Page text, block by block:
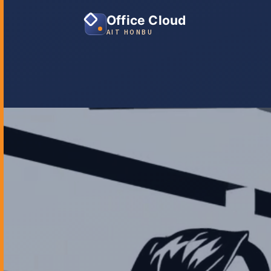
Office Cloud
AIT HONBU